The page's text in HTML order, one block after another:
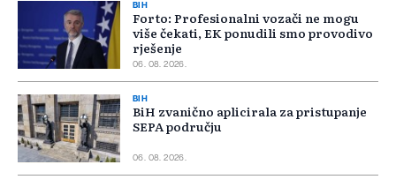
BIH
Forto: Profesionalni vozači ne mogu
više čekati, EK ponudili smo provodivo
rješenje
06. 08. 2026.
BIH
BiH zvanično aplicirala za pristupanje
SEPA području
06. 08. 2026.